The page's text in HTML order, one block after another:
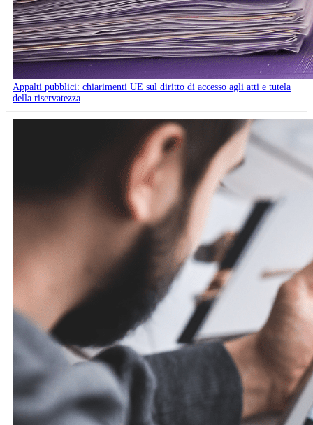
Appalti pubblici: chiarimenti UE sul diritto di accesso agli atti e tutela
della riservatezza